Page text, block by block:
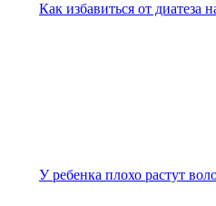
Как избавиться от диатеза
У ребенка плохо растут